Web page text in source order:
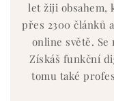
let žiji obsahem,
přes 2300 článků
online světě.
Získáš funkční
tomu také